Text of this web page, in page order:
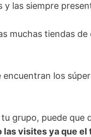
las siempre
muchas tiendas
encuentran los
grupo, puede que
las visites ya que el